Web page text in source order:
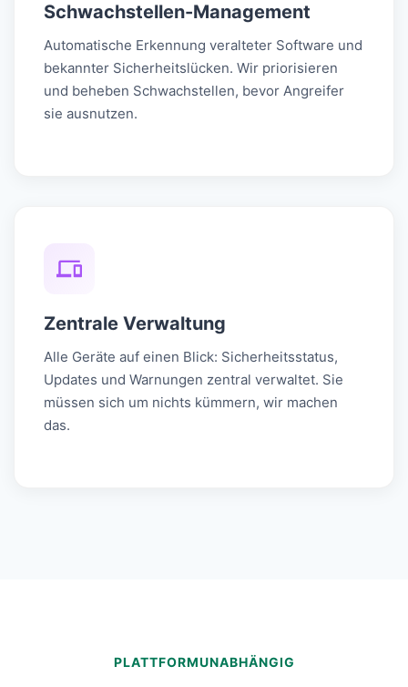
Schwachstellen-Management
Automatische Erkennung veralteter Software und
bekannter Sicherheitslücken. Wir priorisieren
und beheben Schwachstellen, bevor Angreifer
sie ausnutzen.
Zentrale Verwaltung
Alle Geräte auf einen Blick: Sicherheitsstatus,
Updates und Warnungen zentral verwaltet. Sie
müssen sich um nichts kümmern, wir machen
das.
PLATTFORMUNABHÄNGIG